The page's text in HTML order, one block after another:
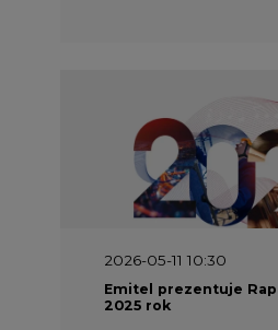
2026-05-11 10:30
Emitel prezentuje
2025 rok